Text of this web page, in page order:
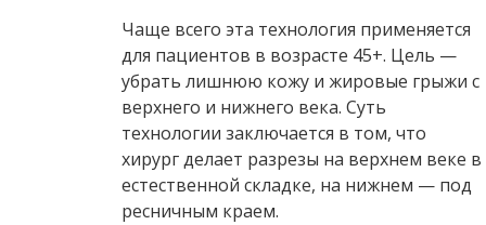
Чаще всего эта технология применяется
для пациентов в возрасте 45+. Цель —
убрать лишнюю кожу и жировые грыжи с
верхнего и нижнего века. Суть
технологии заключается в том, что
хирург делает разрезы на верхнем веке в
естественной складке, на нижнем — под
ресничным краем.